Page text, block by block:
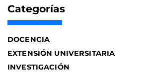
Categorías
DOCENCIA
EXTENSIÓN UNIVERSITARIA
INVESTIGACIÓN